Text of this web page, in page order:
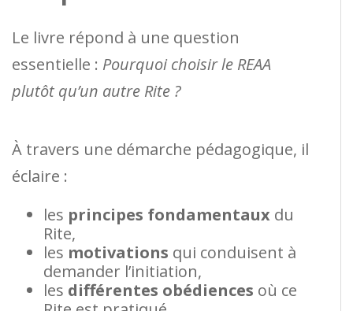
Le livre répond à une question
essentielle : Pourquoi choisir le REAA
plutôt qu’un autre Rite ?
À travers une démarche pédagogique, il
éclaire :
les principes fondamentaux du
Rite,
les motivations qui conduisent à
demander l’initiation,
les différentes obédiences où ce